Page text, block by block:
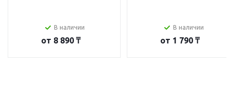
В наличии
от 8 890 ₸
В наличии
от 1 790 ₸